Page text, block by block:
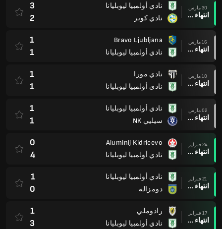
30 مارس
انتهاء وقت المباراة
نادي أولمبيا ليوبليانا
نادي كوبر
3
2
16 مارس
انتهاء وقت المباراة
Bravo Ljubljana
نادي أولمبيا ليوبليانا
1
1
10 مارس
انتهاء وقت المباراة
نادي مورا
نادي أولمبيا ليوبليانا
1
1
02 مارس
انتهاء وقت المباراة
نادي أولمبيا ليوبليانا
سيليي NK
1
1
24 فبراير
انتهاء وقت المباراة
Aluminij Kidricevo
نادي أولمبيا ليوبليانا
0
4
21 فبراير
انتهاء وقت المباراة
نادي أولمبيا ليوبليانا
دومزاله
1
0
17 فبراير
انتهاء وقت المباراة
رادوملي
نادي أولمبيا ليوبليانا
1
3